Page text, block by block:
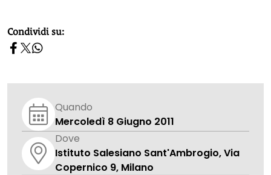
homepage h2
Condividi su:
Quando
Mercoledì 8 Giugno 2011
Dove
Istituto Salesiano Sant'Ambrogio, Via
Copernico 9, Milano